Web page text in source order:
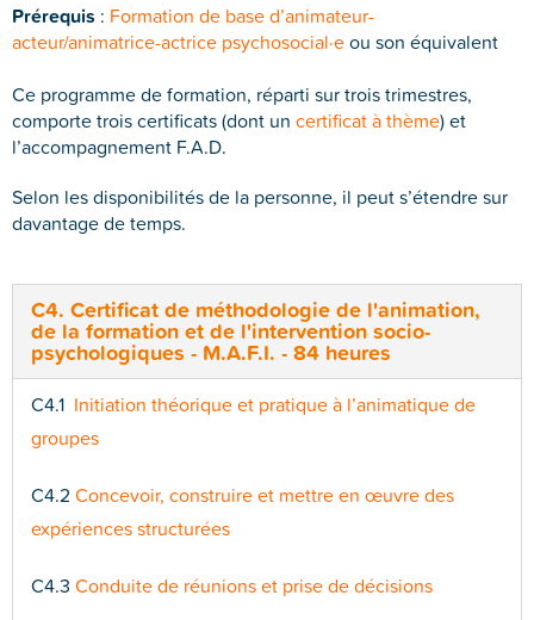
Prérequis : Formation de base d’animateur-
acteur/animatrice-actrice psychosocial·eou son équivalent
Ce programme de formation, réparti sur trois trimestres,
comporte trois certificats (dont un certificat à thème) et
l’accompagnement F.A.D.
Selon les disponibilités de la personne, il peut s’étendre sur
davantage de temps.
C4. Certificat de méthodologie de l'animation,
de la formation et de l'intervention socio-
psychologiques - M.A.F.I. - 84 heures
C4.1 Initiation théorique et pratique à l’animatique de
groupes
C4.2 Concevoir, construire et mettre en œuvre des
expériences structurées
C4.3 Conduite de réunions et prise de décisions